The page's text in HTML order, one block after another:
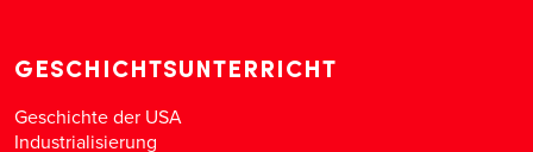
GESCHICHTSUNTERRICHT
Geschichte der USA
Industrialisierung